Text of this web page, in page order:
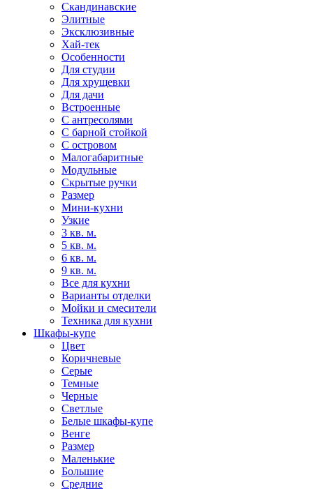
Скандинавские
Элитные
Эксклюзивные
Хай-тек
Особенности
Для студии
Для хрущевки
Для дачи
Встроенные
С антресолями
С барной стойкой
С островом
Малогабаритные
Модульные
Скрытые ручки
Размер
Мини-кухни
Узкие
3 кв. м.
5 кв. м.
6 кв. м.
9 кв. м.
Все для кухни
Варианты отделки
Мойки и смесители
Техника для кухни
Шкафы-купе
Цвет
Коричневые
Серые
Темные
Черные
Светлые
Белые шкафы-купе
Венге
Размер
Маленькие
Большие
Средние